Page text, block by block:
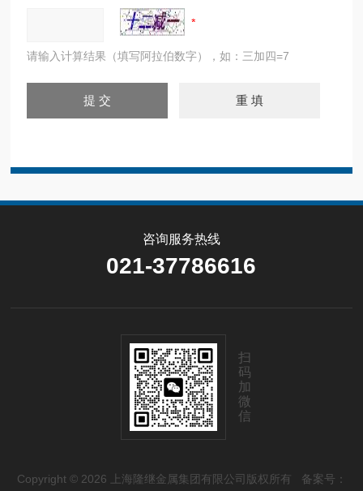
请输入计算结果（填写阿拉伯数字），如：三加四=7
咨询服务热线
021-37786616
扫
码
加
微
信
Copyright © 2026 上海隆继金属集团有限公司版权所有 备案号：